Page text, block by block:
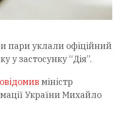
пари уклали офіційний
у застосунку “Дія”.
міністр
України Михайло